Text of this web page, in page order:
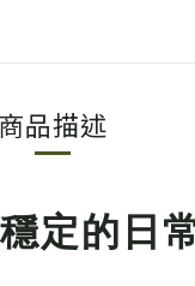
商品描述
定的日